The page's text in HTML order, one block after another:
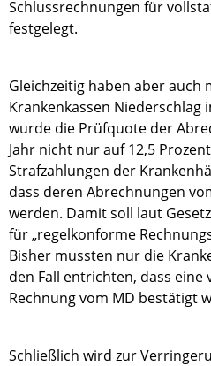
Schlussrechnungen für
festgelegt.
Gleichzeitig haben aber
Krankenkassen Niederschlag
wurde die Prüfquote der
Jahr nicht nur auf 12,5
Strafzahlungen der
dass deren Abrechnungen
werden. Damit soll laut
für „regelkonforme
Bisher mussten nur die
den Fall entrichten, dass
Rechnung vom MD bestätigt
Schließlich wird zur